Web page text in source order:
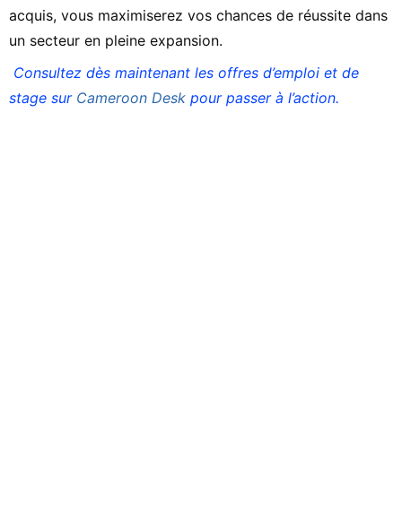
acquis, vous maximiserez vos chances de réussite dans
un secteur en pleine expansion.
Consultez dès maintenant les offres d’emploi et de
stage sur Cameroon Desk pour passer à l’action.